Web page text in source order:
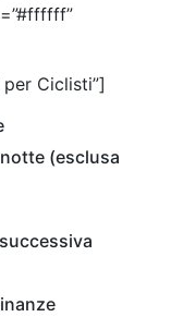
Ciclisti”]
(esclusa